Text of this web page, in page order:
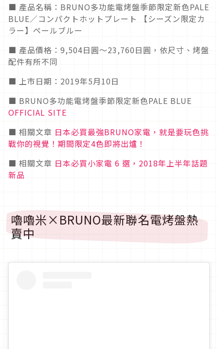
■ 產品名稱：BRUNO多功能電烤盤季節限定新色PALE
BLUE／コンパクトホットプレート 【シーズン限定カ
ラー】ペールブルー
■ 產品價格：9,504日圓～23,760日圓，依尺寸、烤盤
配件有所不同
■ 上市日期：2019年5月10日
■ BRUNO多功能電烤盤季節限定新色PALE BLUE
OFFICIAL SITE
■ 相關文章 日本必買最強BRUNO家電，就是要玩色挑
戰你的視覺！期間限定4色即將出爐！
■ 相關文章 日本必買小家電 6 選，2018年上半年話題
新品
嚕嚕米×BRUNO最新聯名電烤盤熱
賣中